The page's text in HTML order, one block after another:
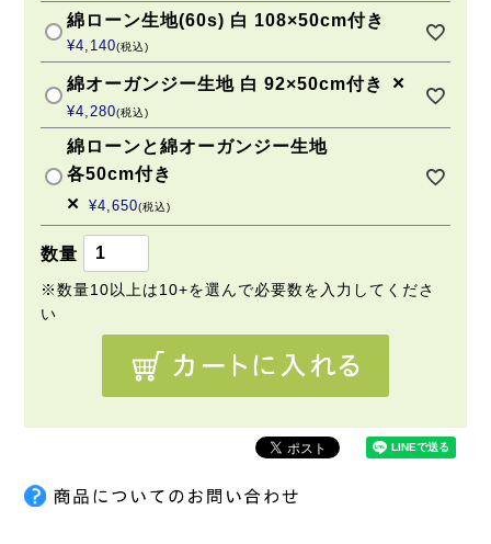
綿ローン生地(60s) 白 108×50cm付き
¥4,140 税込
綿オーガンジー生地 白 92×50cm付き ×
¥4,280 税込
綿ローンと綿オーガンジー生地
各50cm付き
× ¥4,650 税込